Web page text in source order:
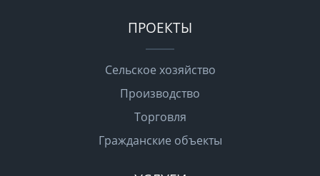
ПРОЕКТЫ
Сельское хозяйство
Производство
Торговля
Гражданские объекты